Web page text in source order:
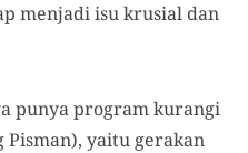
menjadi isu krusial dan
punya program kurangi
Pisman), yaitu gerakan